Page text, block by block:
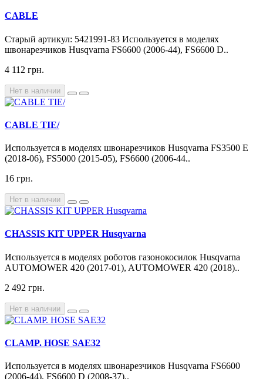
CABLE
Старый артикул: 5421991-83 Используется в моделях
швонарезчиков Husqvarna FS6600 (2006-44), FS6600 D..
4 112 грн.
Нет в наличии
CABLE TIE/
Используется в моделях швонарезчиков Husqvarna FS3500 E
(2018-06), FS5000 (2015-05), FS6600 (2006-44..
16 грн.
Нет в наличии
CHASSIS KIT UPPER Husqvarna
Используется в моделях роботов газонокосилок Husqvarna
AUTOMOWER 420 (2017-01), AUTOMOWER 420 (2018)..
2 492 грн.
Нет в наличии
CLAMP. HOSE SAE32
Используется в моделях швонарезчиков Husqvarna FS6600
(2006-44), FS6600 D (2008-37)..